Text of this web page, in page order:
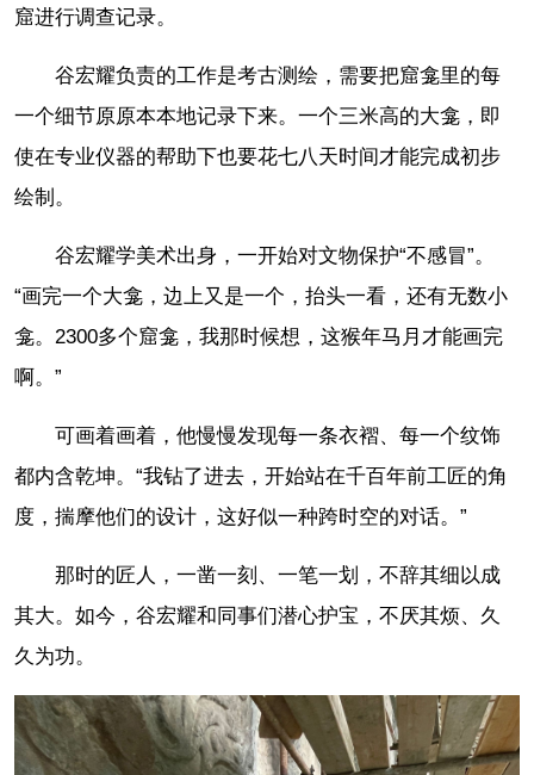
窟进行调查记录。
谷宏耀负责的工作是考古测绘，需要把窟龛里的每
一个细节原原本本地记录下来。一个三米高的大龛，即
使在专业仪器的帮助下也要花七八天时间才能完成初步
绘制。
谷宏耀学美术出身，一开始对文物保护“不感冒”。
“画完一个大龛，边上又是一个，抬头一看，还有无数小
龛。2300多个窟龛，我那时候想，这猴年马月才能画完
啊。”
可画着画着，他慢慢发现每一条衣褶、每一个纹饰
都内含乾坤。“我钻了进去，开始站在千百年前工匠的角
度，揣摩他们的设计，这好似一种跨时空的对话。”
那时的匠人，一凿一刻、一笔一划，不辞其细以成
其大。如今，谷宏耀和同事们潜心护宝，不厌其烦、久
久为功。